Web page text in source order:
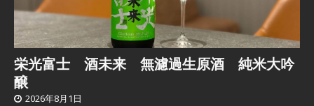
栄光富士 酒未来 無濾過生原酒 純米大吟
醸
2026年8月1日